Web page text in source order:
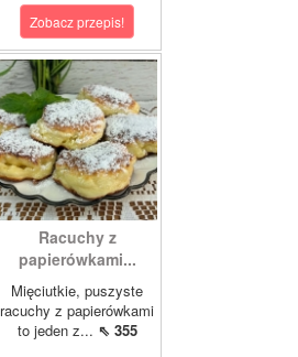
Zobacz przepis!
Racuchy z
papierówkami...
Mięciutkie, puszyste
racuchy z papierówkami
to jeden z... ⇖ 355